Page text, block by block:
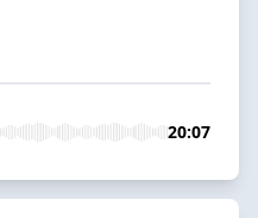
20:07